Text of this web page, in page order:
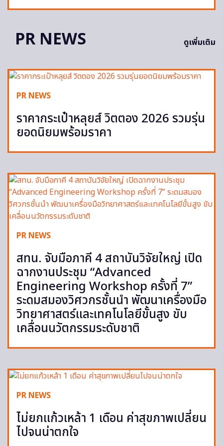
PR NEWS ดูเพิ่มเติม
PR NEWS
ราคากระเป๋าหลุยส์ วิตตอง 2026 รวมรุ่น
ยอดนิยมพร้อมราคา
PR NEWS
สทน. จับมือภาคี 4 สถาบันวิจัยใหญ่ เปิด
ฉากงานประชุม “Advanced
Engineering Workshop ครั้งที่ 7”
ระดมสมองวิศวกรชั้นนำ พัฒนาเครื่องมือ
วิทยาศาสตร์และเทคโนโลยีขั้นสูง ขับ
เคลื่อนนวัตกรรมระดับชาติ
PR NEWS
ไม่ยกแก้วเหล้า 1 เดือน ค่าสุขภาพเปลี่ยน
ไปจนน่าตกใจ